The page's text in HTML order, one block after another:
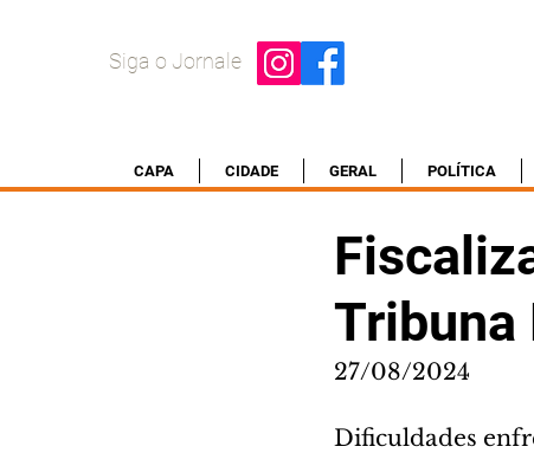
Siga o Jornale
CAPA CIDADE GERAL POLÍTICA
Tribuna
27/08/2024
Dificuldades